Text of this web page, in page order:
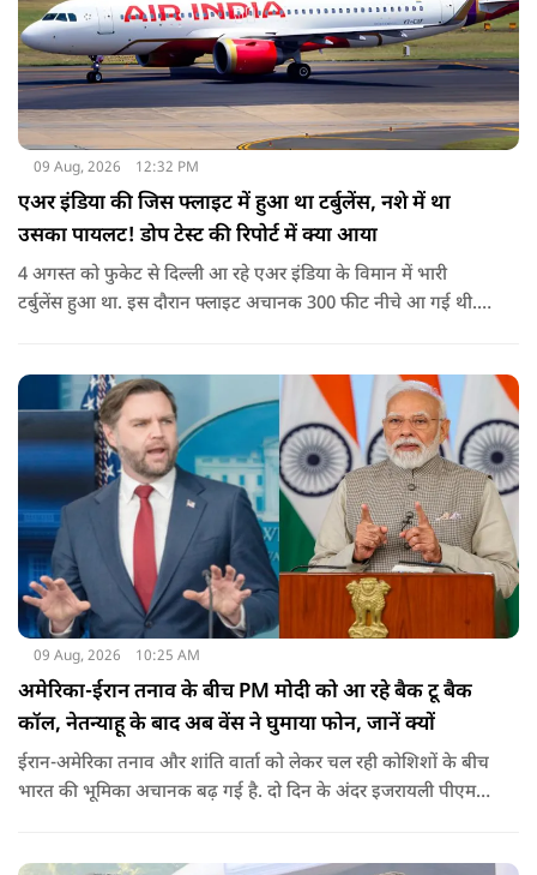
09 Aug, 2026 12:32 PM
एअर इंडिया की जिस फ्लाइट में हुआ था टर्बुलेंस, नशे में था
उसका पायलट! डोप टेस्ट की रिपोर्ट में क्या आया
4 अगस्त को फुकेट से दिल्ली आ रहे एअर इंडिया के विमान में भारी
टर्बुलेंस हुआ था. इस दौरान फ्लाइट अचानक 300 फीट नीचे आ गई थी.
09 Aug, 2026 10:25 AM
अमेरिका-ईरान तनाव के बीच PM मोदी को आ रहे बैक टू बैक
कॉल, नेतन्याहू के बाद अब वेंस ने घुमाया फोन, जानें क्यों
ईरान-अमेरिका तनाव और शांति वार्ता को लेकर चल रही कोशिशों के बीच
भारत की भूमिका अचानक बढ़ गई है. दो दिन के अंदर इजरायली पीएम